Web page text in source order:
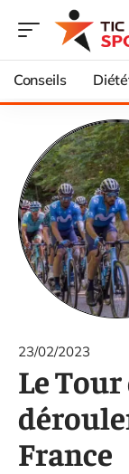
Conseils
23/02/2023
Le Tour
France